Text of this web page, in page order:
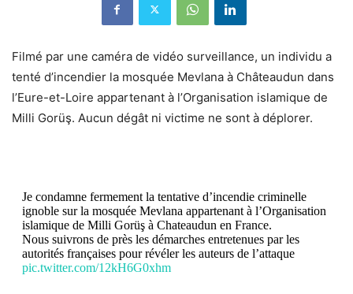
Filmé par une caméra de vidéo surveillance, un individu a
tenté d’incendier la mosquée Mevlana à Châteaudun dans
l’Eure-et-Loire appartenant à l’Organisation islamique de
Milli Gorüş. Aucun dégât ni victime ne sont à déplorer.
Je condamne fermement la tentative d’incendie criminelle
ignoble sur la mosquée Mevlana appartenant à l’Organisation
islamique de Milli Gorüş à Chateaudun en France.
Nous suivrons de près les démarches entretenues par les
autorités françaises pour révéler les auteurs de l’attaque
pic.twitter.com/12kH6G0xhm